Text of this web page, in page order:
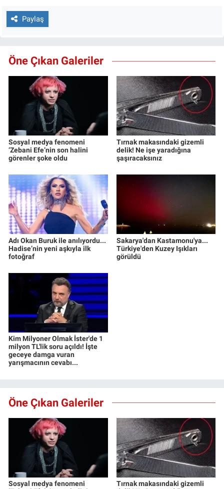
Paylaş
Öne Çıkan Galeriler
Sosyal medya fenomeni
‘Zebani Efe’nin son halini
görenler şoke oldu
Tırnak makasındaki gizemli
delik! Ne işe yaradığına
şaşıracaksınız
Adı Okan Buruk ile anılıyordu...
Hadise’nin yeni aşkıyla ilk
fotoğraf
Sakarya'dan Kastamonu'ya...
Türkiye'den Kuzey Işıkları
görüldü
Kim Milyoner Olmak İster'de 1
milyon TL'lik soru açıldı! İşte
geceye damga vuran
yarışmacının cevabı...
Öne Çıkan Galeriler
Sosyal medya fenomeni
Tırnak makasındaki gizemli